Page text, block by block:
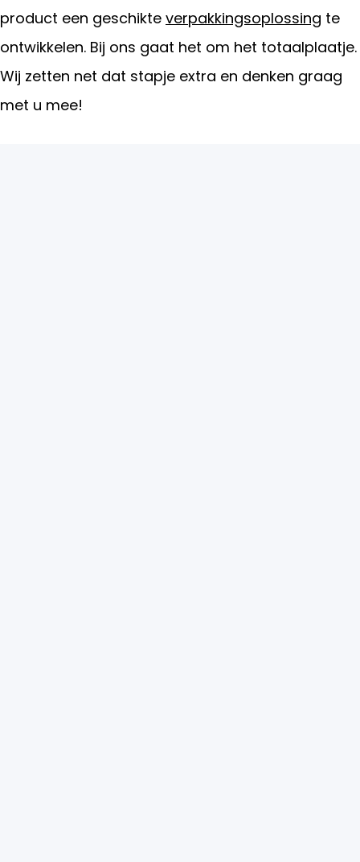
product een geschikte verpakkingsoplossing te
ontwikkelen. Bij ons gaat het om het totaalplaatje.
Wij zetten net dat stapje extra en denken graag
met u mee!